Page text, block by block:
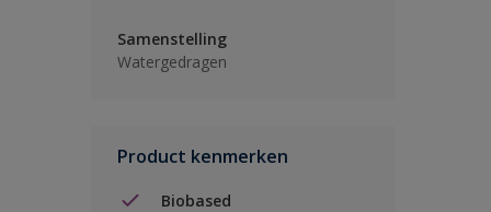
Samenstelling
Watergedragen
Product kenmerken
Biobased